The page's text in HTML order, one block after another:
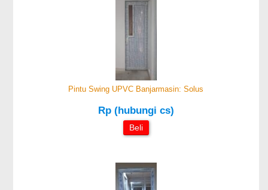
Pintu Swing UPVC Banjarmasin: Solus
Rp (hubungi cs)
Beli